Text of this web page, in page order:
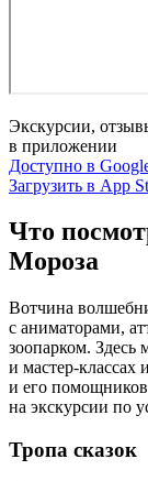
Экскурсии,
в приложении
Доступно в
Загрузить в App
Что
Мороза
Вотчина
с аниматорами,
зоопарком. Здесь
и
и его
на экскурсии по
Тропа сказок